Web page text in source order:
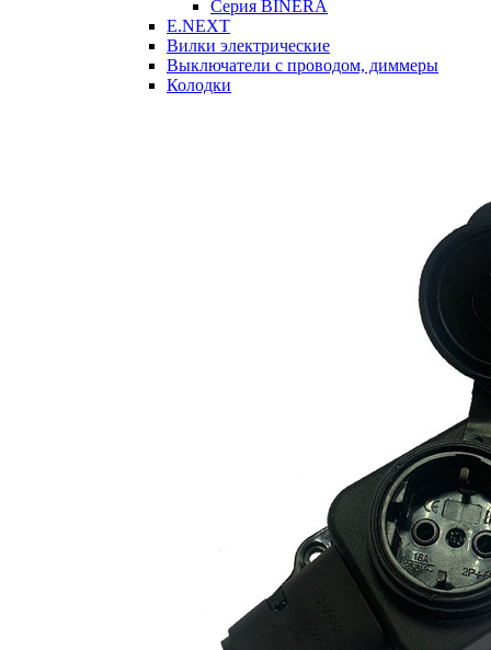
Серия BINERA
E.NEXT
Вилки электрические
Выключатели с проводом, диммеры
Колодки